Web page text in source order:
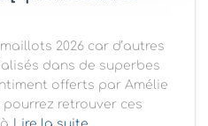
2026 car d’autres
dans de superbes
offerts par Amélie
retrouver ces